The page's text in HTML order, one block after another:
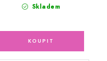
Skladem